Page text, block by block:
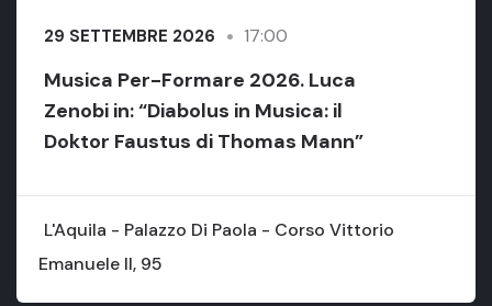
29 SETTEMBRE 2026 17:00
Musica Per-Formare 2026. Luca
Zenobi in: “Diabolus in Musica: il
Doktor Faustus di Thomas Mann”
L'Aquila - Palazzo Di Paola - Corso Vittorio
Emanuele II, 95